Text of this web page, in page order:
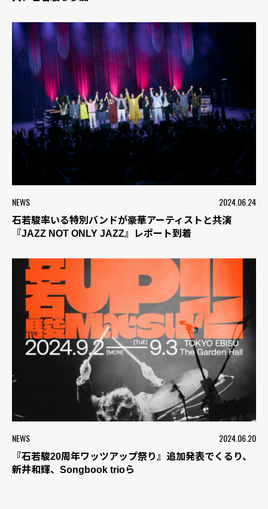
NEWS 2024.06.24
石若駿率いる特別バンドが豪華アーティストと共演
『JAZZ NOT ONLY JAZZ』レポート到着
NEWS 2024.06.20
『石若駿20周年ワッツアップ祭り』追加発表でくるり、
新井和輝、Songbook trioら